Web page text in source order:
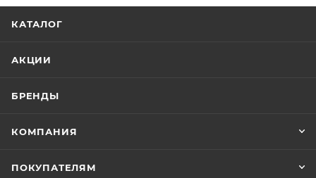
КАТАЛОГ
АКЦИИ
БРЕНДЫ
КОМПАНИЯ
ПОКУПАТЕЛЯМ